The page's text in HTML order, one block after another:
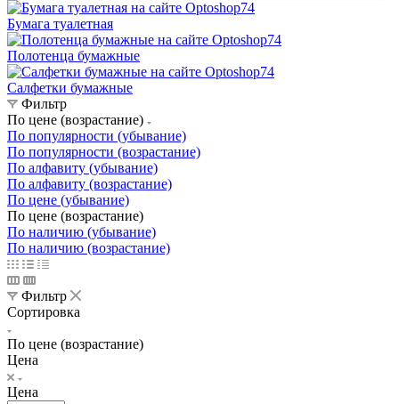
Бумага туалетная
Полотенца бумажные
Салфетки бумажные
Фильтр
По цене (возрастание)
По популярности (убывание)
По популярности (возрастание)
По алфавиту (убывание)
По алфавиту (возрастание)
По цене (убывание)
По цене (возрастание)
По наличию (убывание)
По наличию (возрастание)
Фильтр
Сортировка
По цене (возрастание)
Цена
Цена